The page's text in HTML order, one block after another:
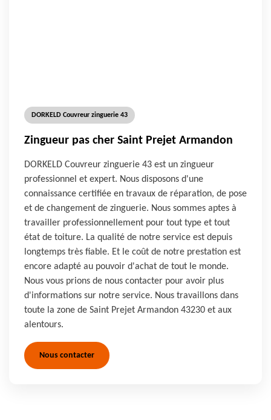
DORKELD Couvreur zinguerie 43
Zingueur pas cher Saint Prejet Armandon
DORKELD Couvreur zinguerie 43 est un zingueur
professionnel et expert. Nous disposons d'une
connaissance certifiée en travaux de réparation, de pose
et de changement de zinguerie. Nous sommes aptes à
travailler professionnellement pour tout type et tout
état de toiture. La qualité de notre service est depuis
longtemps très fiable. Et le coût de notre prestation est
encore adapté au pouvoir d'achat de tout le monde.
Nous vous prions de nous contacter pour avoir plus
d'informations sur notre service. Nous travaillons dans
toute la zone de Saint Prejet Armandon 43230 et aux
alentours.
Nous contacter